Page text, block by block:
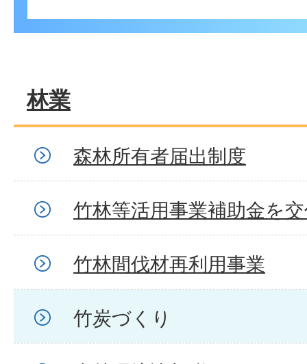
林業
森林所有者届出制度
竹林等活用事業補助金を
竹林間伐材再利用事業
竹炭づくり